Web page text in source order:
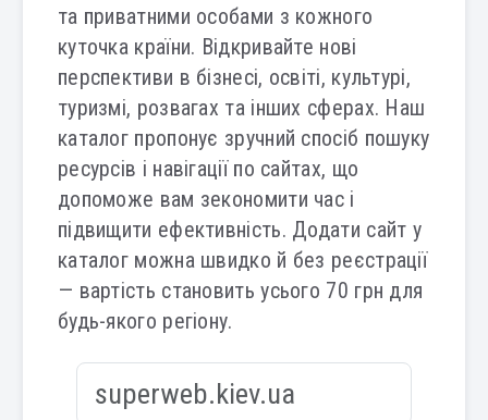
та приватними особами з кожного
куточка країни. Відкривайте нові
перспективи в бізнесі, освіті, культурі,
туризмі, розвагах та інших сферах. Наш
каталог пропонує зручний спосіб пошуку
ресурсів і навігації по сайтах, що
допоможе вам зекономити час і
підвищити ефективність. Додати сайт у
каталог можна швидко й без реєстрації
— вартість становить усього 70 грн для
будь-якого регіону.